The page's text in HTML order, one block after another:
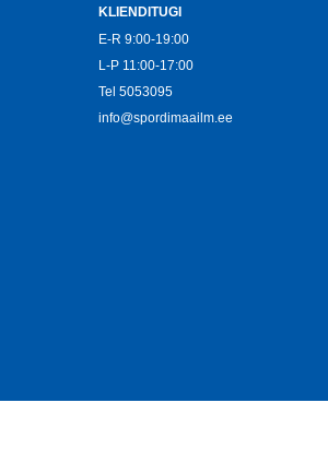
KLIENDITUGI
E-R 9:00-19:00
L-P 11:00-17:00
Tel 5053095
info@spordimaailm.ee